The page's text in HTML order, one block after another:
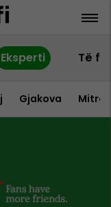
Eksperti Të
Gjakova